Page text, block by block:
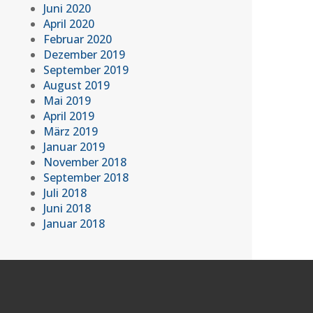
Juni 2020
April 2020
Februar 2020
Dezember 2019
September 2019
August 2019
Mai 2019
April 2019
März 2019
Januar 2019
November 2018
September 2018
Juli 2018
Juni 2018
Januar 2018